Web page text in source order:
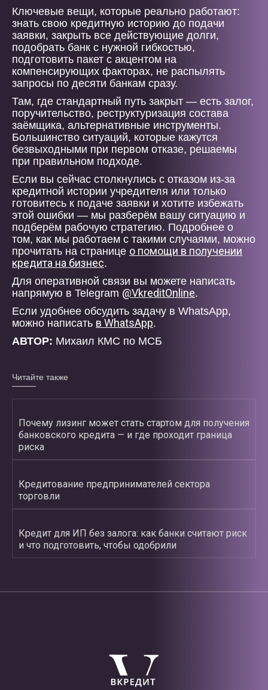
Ключевые вещи, которые реально работают:
знать свою кредитную историю до подачи
заявки, закрыть все действующие долги,
подобрать банк с нужной гибкостью,
подготовить пакет с акцентом на
компенсирующих факторах, не распылять
запросы по десяти банкам сразу.
Там, где стандартный путь закрыт — есть залог,
поручительство, реструктуризация состава
заёмщика, альтернативные инструменты.
Большинство ситуаций, которые кажутся
безвыходными при первом отказе, решаемы
при правильном подходе.
Если вы сейчас столкнулись с отказом из-за
кредитной истории учредителя или только
готовитесь к подаче заявки и хотите избежать
этой ошибки — мы разберём вашу ситуацию и
подберём рабочую стратегию. Подробнее о
том, как мы работаем с такими случаями, можно
прочитать на странице о помощи в получении
кредита на бизнес.
Для оперативной связи вы можете написать
напрямую в Telegram @VkreditOnline.
Если удобнее обсудить задачу в WhatsApp,
можно написать в WhatsApp.
АВТОР: Михаил КМС по МСБ
Читайте также
Почему лизинг может стать стартом для получения
банковского кредита — и где проходит граница
риска
Кредитование предпринимателей сектора
торговли
Кредит для ИП без залога: как банки считают риск
и что подготовить, чтобы одобрили